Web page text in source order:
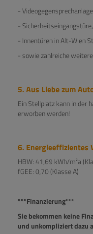
- Videogegensprechanlage
-
- Innentüren in Alt-Wien
- sowie zahlreiche
5. Aus Liebe zum
Ein Stellplatz kann in der
erworben werden!
6. Energieeffizientes
HBW: 41,69 kWh/m²a
fGEE: 0,70 (Klasse A)
***Finanzierung***
Sie bekommen keine
und unkompliziert dazu